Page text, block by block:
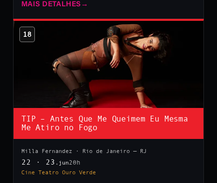
MAIS DETALHES →
18
TIP – Antes Que Me Queimem Eu Mesma
Me Atiro no Fogo
Milla Fernandez · Rio de Janeiro — RJ
22 · 23 .jun20h
Cine Teatro Ouro Verde